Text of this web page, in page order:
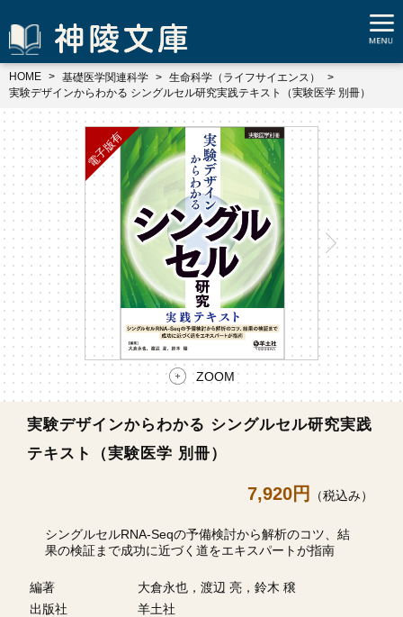
HOME 基礎医学関連科学
生命科学（ライフサイエンス）
実験デザインからわかる シングルセル研究実践テキスト（実験医学 別冊）
ZOOM
実験デザインからわかる シングルセル研究実践
テキスト（実験医学 別冊）
7,920円 （税込み）
シングルセルRNA-Seqの予備検討から解析のコツ、結
果の検証まで成功に近づく道をエキスパートが指南
編著
大倉永也，渡辺 亮，鈴木 穣
出版社
羊土社